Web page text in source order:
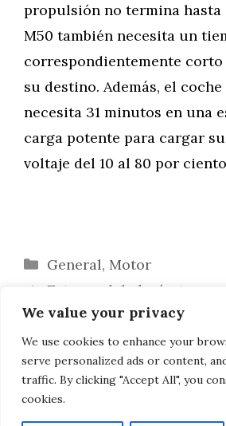
We value your privacy
We use cookies to enhance your
serve personalized ads or content,
traffic. By clicking "Accept All", you
cookies.
propulsión no termina hasta
M50 también necesita un
correspondientemente
su destino. Además, el
necesita 31 minutos en una
carga potente para cargar
voltaje del 10 al 80 por
Categorías
General, Motor
Estreno del alerón
aero tuning para BMW M4 y
Gran Turismo 7: BMW M2
también en Playstation 5